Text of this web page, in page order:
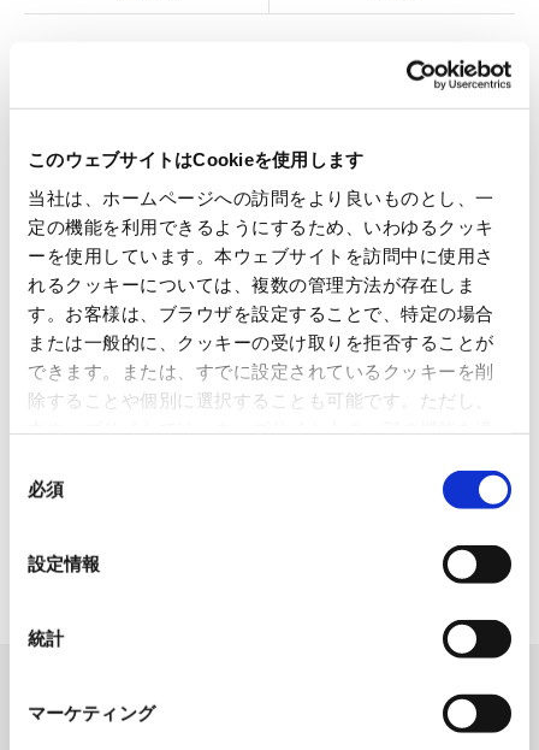
このウェブサイトはCookieを使用します
当社は、ホームページへの訪問をより良いものとし、一
定の機能を利用できるようにするため、いわゆるクッキ
ーを使用しています。本ウェブサイトを訪問中に使用さ
れるクッキーについては、複数の管理方法が存在しま
す。お客様は、ブラウザを設定することで、特定の場合
または一般的に、クッキーの受け取りを拒否することが
できます。または、すでに設定されているクッキーを削
除することや個別に選択することも可能です。ただし、
いるので、ご注意ください。これらのクッキーが受け入
れられない場合、本ウェブサイトの機能が制限される場
必須
設定情報
統計
マーケティング
OVOL LOOP
グループ紹介映像【日本語版】
2026.07.17
事業紹介
動画
1845年の創業以来の歩み、グループが展開する5つの事業領域...
使用済み化粧品容器をネームプ
レートへリサイクル
「周南 蚤の市2026 ×周南本屋通
日本紙パルプ商事は、2026年5月30日および31日に山口県...